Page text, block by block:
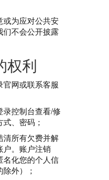
或为应对公共安
们不会公开披露
权利
网或联系客服
录控制台查看/修
、密码；
清所有欠费并解
户。账户注销
名化您的个人信
外）；